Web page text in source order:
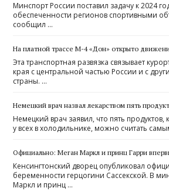
Минспорт России поставил задачу к 2024
обеспеченности регионов спортивными
сообщил …
На платной трассе М-4 «Дон» открыто
Эта транспортная развязка связывает
края с центральной частью России и с
страны. …
Немецкий врач назвал лекарством пять
Немецкий врач заявил, что пять
у всех в холодильнике, можно считать
Официально: Меган Маркл и принц Гарри
Кенсингтонский дворец опубликовал
беременности герцогини Сассекской. В
Маркл и принц …